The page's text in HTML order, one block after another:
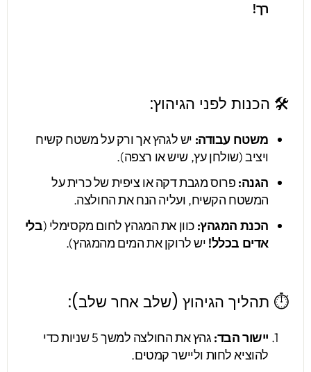
רך!
🛠️ הכנות לפני הגיהוץ:
משטח עבודה:יש לגהץ אך ורק על משטח קשיח
ויציב (שולחן עץ, שיש או רצפה).
הגנה:פרוס מגבת דקה או ציפית של כרית על
המשטח הקשיח, ועליה הנח את החולצה.
הכנת המגהץ:כוון את המגהץ לחום מקסימלי (בלי
אדים בכלל!יש לרוקן את המים מהמגהץ).
⏱️ תהליך הגיהוץ (שלב אחר שלב):
יישור הבד:
גהץ את החולצה למשך 5 שניות כדי
להוציא לחות וליישר קמטים.